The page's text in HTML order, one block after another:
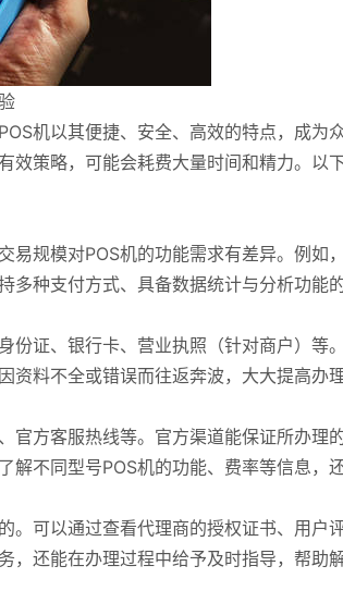
机以其便捷、安全、高效的特点，成为
效策略，可能会耗费大量时间和精力。以
易规模对POS机的功能需求有差异。例如
种支付方式、具备数据统计与分析功能
证、银行卡、营业执照（针对商户）等
料不全或错误而往返奔波，大大提高办理
官方客服热线等。官方渠道能保证所办理
解不同型号POS机的功能、费率等信息，
。可以通过查看代理商的授权证书、用户
还能在办理过程中给予及时指导，帮助